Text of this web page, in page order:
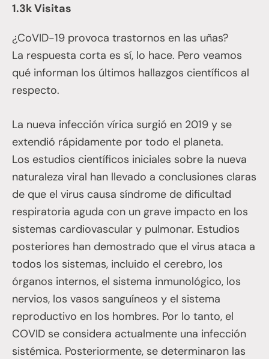
1.3k Visitas
¿CoVID-19 provoca trastornos en las uñas?
La respuesta corta es sí, lo hace. Pero veamos
qué informan los últimos hallazgos científicos al
respecto.
La nueva infección vírica surgió en 2019 y se
extendió rápidamente por todo el planeta.
Los estudios científicos iniciales sobre la nueva
naturaleza viral han llevado a conclusiones claras
de que el virus causa síndrome de dificultad
respiratoria aguda con un grave impacto en los
sistemas cardiovascular y pulmonar. Estudios
posteriores han demostrado que el virus ataca a
todos los sistemas, incluido el cerebro, los
órganos internos, el sistema inmunológico, los
nervios, los vasos sanguíneos y el sistema
reproductivo en los hombres. Por lo tanto, el
COVID se considera actualmente una infección
sistémica. Posteriormente, se determinaron las